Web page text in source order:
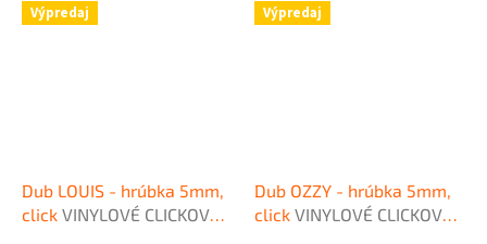
Výpredaj
Dub LOUIS - hrúbka 5mm,
click VINYLOVÉ CLICKOVÉ
Výpredaj
Dub OZZY - hrúbka 5mm,
click VINYLOVÉ CLICKOVÉ